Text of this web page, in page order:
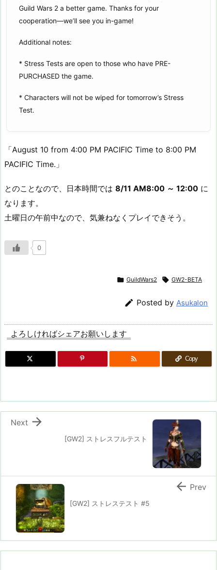
Guild Wars 2 a better game. Thanks for your
cooperation—we’ll see you in-game!
Additional notes:
* Stress Tests are open to those who have PRE-
PURCHASED the game.
* Characters will not be wiped for tomorrow’s Stress
Test.
「August 10 from 4:00 PM PACIFIC Time to 8:00 PM
PACIFIC Time.」
とのことなので、日本時間では 8/11 AM8:00 ～ 12:00 に
なります。
土曜日の午前中なので、気兼ねなくプレイできそう。
0
 GuildWars2  GW2-BETA
 Posted by Asukalon
よろしければシェアお願いします
 Copy
[GW2] ストレスフルテスト

Next
[GW2] ストレステスト #5
 Prev